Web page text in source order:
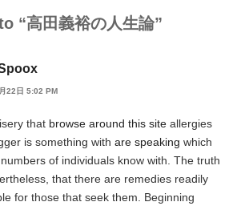
“高田義裕の人生論”
22日 5:02 PM
that browse around this site allergies
is something with are speaking which
of individuals know with. The truth
that there are remedies readily
for those that seek them. Beginning